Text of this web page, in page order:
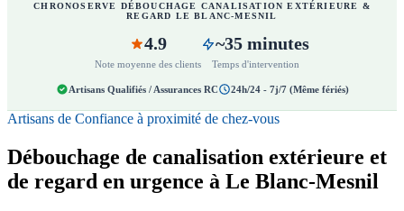
CHRONOSERVE DÉBOUCHAGE CANALISATION EXTÉRIEURE &
REGARD LE BLANC-MESNIL
4.9
Note moyenne des clients
~35 minutes
Temps d'intervention
Artisans Qualifiés / Assurances RC 24h/24 - 7j/7 (Même fériés)
Artisans de Confiance à proximité de chez-vous
Débouchage de canalisation extérieure et
de regard en urgence à Le Blanc-Mesnil